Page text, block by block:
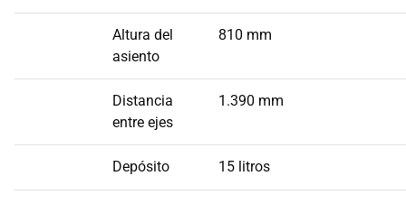
Altura del
asiento
810 mm
Distancia
entre ejes
1.390 mm
Depósito 15 litros